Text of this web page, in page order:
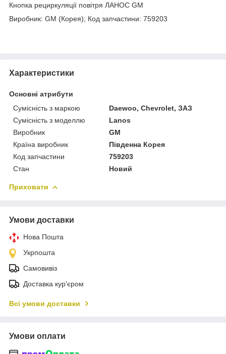
Кнопка рециркуляції повітря ЛАНОС GM
Виробник: GM (Корея); Код запчастини: 759203
Характеристики
Основні атрибути
Сумісність з маркою
Daewoo, Chevrolet, ЗАЗ
Сумісність з моделлю
Lanos
Виробник
GM
Країна виробник
Південна Корея
Код запчастини
759203
Стан
Новий
Приховати
Умови доставки
Нова Пошта
Укрпошта
Самовивіз
Доставка кур'єром
Всі умови доставки
Умови оплати